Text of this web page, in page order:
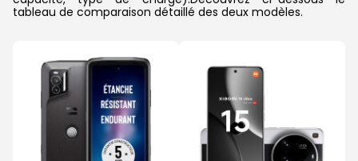
tableau de comparaison détaillé des deux modèles.